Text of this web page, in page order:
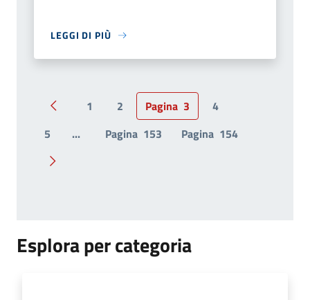
LEGGI DI PIÙ
Pagina precedente
1 2 Pagina 3
4
5
... Pagina 153 Pagina 154
Pagina successiva
Esplora per categoria